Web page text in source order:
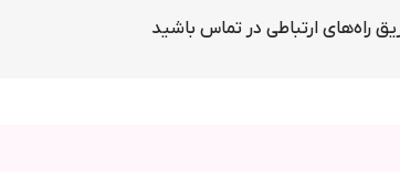
راه‌های ارتباطی در تماس باشید